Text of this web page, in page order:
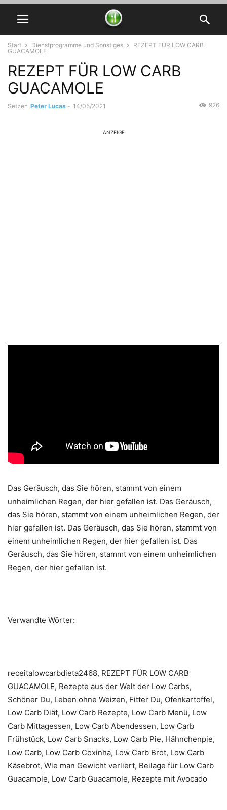
Start Dienstprogramme und Sonstiges
REZEPT FÜR LOW CARB
GUACAMOLE
REZEPT FÜR LOW CARB
GUACAMOLE
Setzen Peter Lucas - 14/05/2021 926
ANZEIGE
Das Geräusch, das Sie hören, stammt von einem
unheimlichen Regen, der hier gefallen ist. Das Geräusch,
das Sie hören, stammt von einem unheimlichen Regen, der
hier gefallen ist. Das Geräusch, das Sie hören, stammt von
einem unheimlichen Regen, der hier gefallen ist. Das
Geräusch, das Sie hören, stammt von einem unheimlichen
Regen, der hier gefallen ist.
Verwandte Wörter:
receitalowcarbdieta2468, REZEPT FÜR LOW CARB
GUACAMOLE, Rezepte aus der Welt der Low Carbs,
Schöner Du, Leben ohne Weizen, Fitter Du, Ofenkartoffel,
Low Carb Diät, Low Carb Rezepte, Low Carb Menü, Low
Carb Mittagessen, Low Carb Abendessen, Low Carb
Frühstück, Low Carb Snacks, Low Carb Pie, Hähnchenpie,
Low Carb, Low Carb Coxinha, Low Carb Brot, Low Carb
Käsebrot, Wie man Gewicht verliert, Beilage für Low Carb
Guacamole, Low Carb Guacamole, Rezepte mit Avocado